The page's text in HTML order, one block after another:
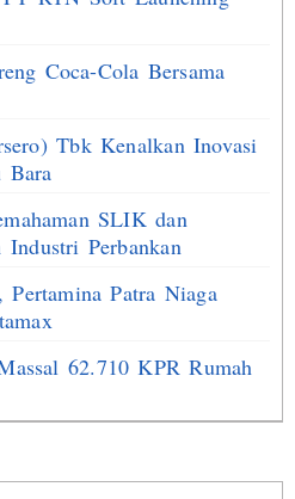
Coca-Cola Bersama
Tbk Kenalkan Inovasi
Bara
SLIK dan
Perbankan
Patra Niaga
62.710 KPR Rumah